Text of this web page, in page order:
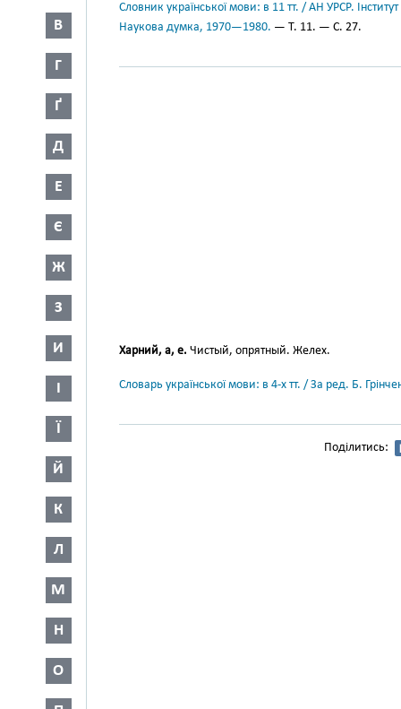
В
Г
Ґ
Д
Е
Є
Ж
З
И
І
Ї
Й
К
Л
М
Н
О
Словник української мови: в 11 тт. / АН УРСР.
Наукова думка, 1970—1980. — Т. 11. — С. 27.
Харний, а, е. Чистый, опрятный. Желех.
Словарь української мови: в 4-х тт. / За ред. Б.
Поділитись: